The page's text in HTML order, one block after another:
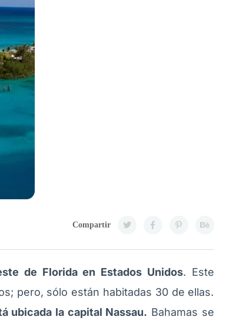
Compartir
de Florida en Estados Unidos. Este
pero, sólo están habitadas 30 de ellas.
ubicada la capital Nassau. Bahamas se